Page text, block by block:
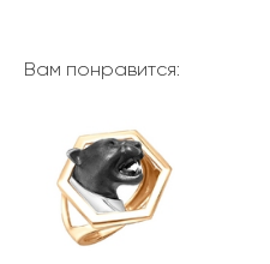
Вам понравится: